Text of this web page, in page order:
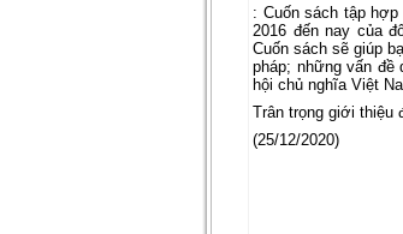
: Cuốn sách tập
2016 đến nay của
Cuốn sách sẽ giúp
pháp; những vấn đề
hội chủ nghĩa Việt
Trân trọng giới thiệu
(25/12/2020)